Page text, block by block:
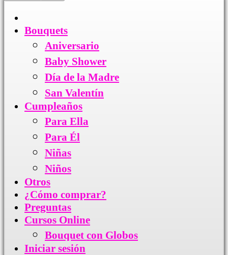
Bouquets
Aniversario
Baby Shower
Día de la Madre
San Valentín
Cumpleaños
Para Ella
Para Él
Niñas
Niños
Otros
¿Cómo comprar?
Preguntas
Cursos Online
Bouquet con Globos
Iniciar sesión